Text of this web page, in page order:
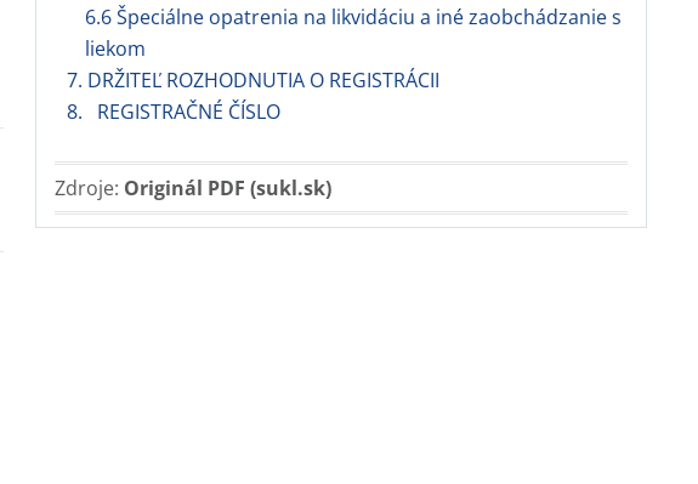
6.6 Špeciálne opatrenia na likvidáciu a iné zaobchádzanie s
liekom
7. DRŽITEĽ ROZHODNUTIA O REGISTRÁCII
8. REGISTRAČNÉ ČÍSLO
Zdroje: Originál PDF (sukl.sk)